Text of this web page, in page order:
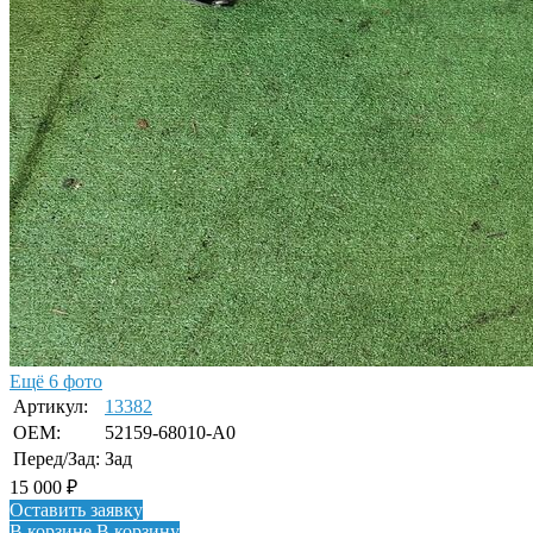
Ещё 6 фото
Артикул:
13382
OEM:
52159-68010-A0
Перед/Зад: Зад
15 000 ₽
Оставить заявку